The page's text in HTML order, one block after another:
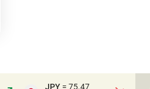
JPY = 75.47